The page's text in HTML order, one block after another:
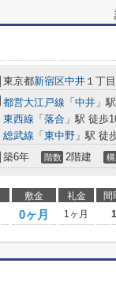
東京都新宿区中井 １丁目
都営大江戸線 「 中井 」
東西線 「 落合 」駅 徒歩
総武線 「 東中野 」駅 徒
築6年 階数 2階建
敷金 礼金 間
0ヶ月 1ヶ月